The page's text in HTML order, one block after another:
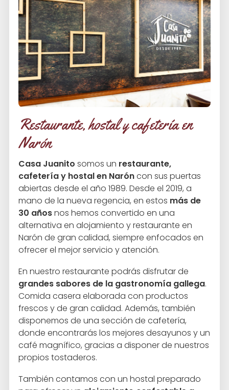
Restaurante, hostal y cafetería en
Narón
Casa Juanito somos un restaurante,
cafetería y hostal en Naróncon sus puertas
abiertas desde el año 1989. Desde el 2019, a
mano de la nueva regencia, en estos más de
30 añosnos hemos convertido en una
alternativa en alojamiento y restaurante en
Narón de gran calidad, siempre enfocados en
ofrecer el mejor servicio y atención.
En nuestro restaurante podrás disfrutar de
grandes sabores de la gastronomía gallega.
Comida casera elaborada con productos
frescos y de gran calidad. Además, también
disponemos de una sección de cafetería,
donde encontrarás los mejores desayunos y un
café magnífico, gracias a disponer de nuestros
propios tostaderos.
También contamos con un hostal preparado